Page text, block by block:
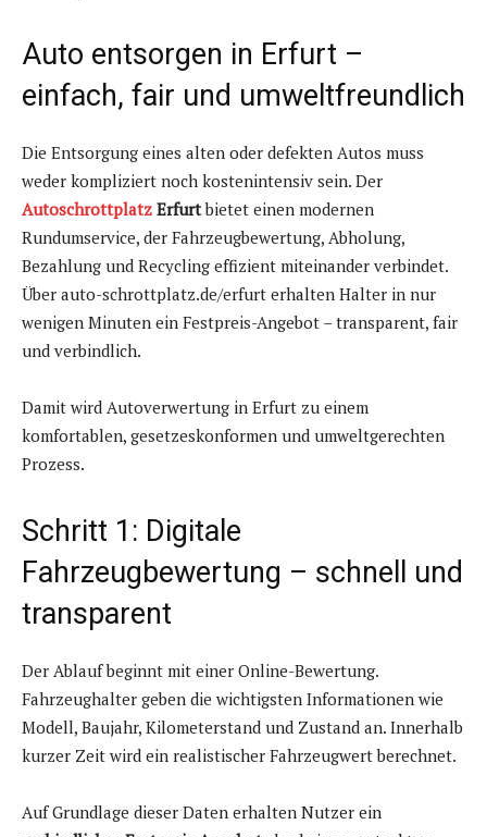
Auto entsorgen in Erfurt –
einfach, fair und umweltfreundlich
Die Entsorgung eines alten oder defekten Autos muss
weder kompliziert noch kostenintensiv sein. Der
Autoschrottplatz Erfurtbietet einen modernen
Rundumservice, der Fahrzeugbewertung, Abholung,
Bezahlung und Recycling effizient miteinander verbindet.
Über auto-schrottplatz.de/erfurt erhalten Halter in nur
wenigen Minuten ein Festpreis-Angebot – transparent, fair
und verbindlich.
Damit wird Autoverwertung in Erfurt zu einem
komfortablen, gesetzeskonformen und umweltgerechten
Prozess.
Schritt 1: Digitale
Fahrzeugbewertung – schnell und
transparent
Der Ablauf beginnt mit einer Online-Bewertung.
Fahrzeughalter geben die wichtigsten Informationen wie
Modell, Baujahr, Kilometerstand und Zustand an. Innerhalb
kurzer Zeit wird ein realistischer Fahrzeugwert berechnet.
Auf Grundlage dieser Daten erhalten Nutzer ein